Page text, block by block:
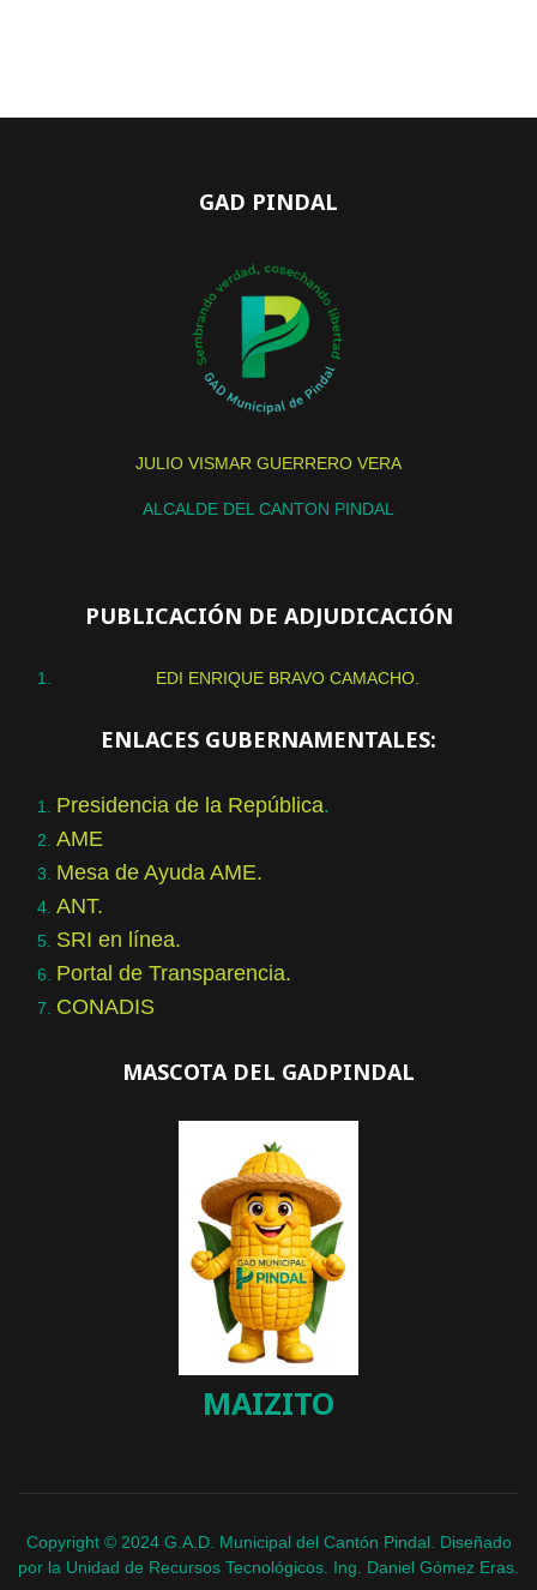
GAD PINDAL
JULIO VISMAR GUERRERO VERA
ALCALDE DEL CANTON PINDAL
PUBLICACIÓN DE ADJUDICACIÓN
EDI ENRIQUE BRAVO CAMACHO.
ENLACES GUBERNAMENTALES:
Presidencia de la República.
AME
Mesa de Ayuda AME.
ANT.
SRI en línea.
Portal de Transparencia.
CONADIS
MASCOTA DEL GADPINDAL
MAIZITO
Copyright © 2024 G.A.D. Municipal del Cantón Pindal. Diseñado
por la Unidad de Recursos Tecnológicos. Ing. Daniel Gómez Eras.